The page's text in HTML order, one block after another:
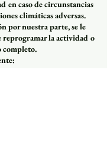
en caso de circunstancias
climáticas adversas.
por nuestra parte, se le
reprogramar la actividad o
completo.